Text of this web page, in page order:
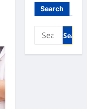
Search
Search
for: